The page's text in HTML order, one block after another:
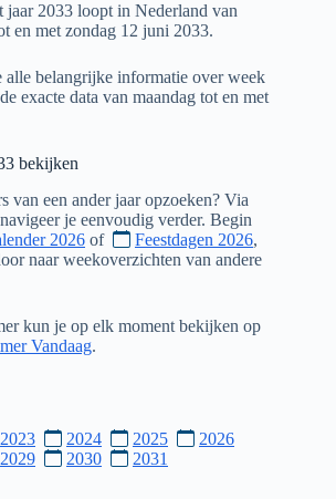
jaar 2033 loopt in Nederland van
en met zondag 12 juni 2033.
alle belangrijke informatie over week
exacte data van maandag tot en met
bekijken
van een ander jaar opzoeken? Via
je eenvoudig verder. Begin
2026 of Feestdagen 2026,
naar weekoverzichten van andere
kun je op elk moment bekijken op
Vandaag.
2023 2024 2025
2026
2029 2030 2031